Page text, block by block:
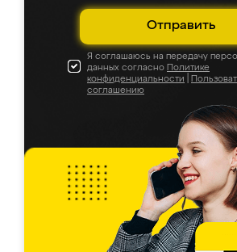
Отправить
Я соглашаюсь на передачу
данных согласно Политике
конфиденциальности
соглашению